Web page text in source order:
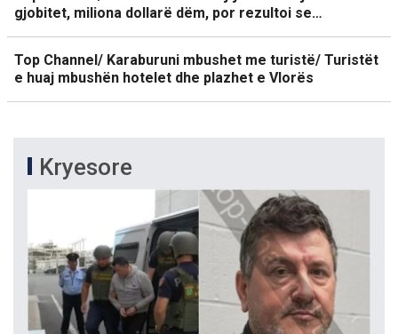
gjobitet, miliona dollarë dëm, por rezultoi se…
Top Channel/ Karaburuni mbushet me turistë/ Turistët
e huaj mbushën hotelet dhe plazhet e Vlorës
Kryesore